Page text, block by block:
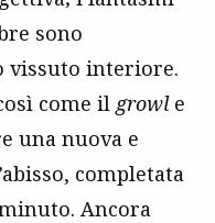
sono
vissuto interiore.
come il growle
una nuova e
completata
Ancora